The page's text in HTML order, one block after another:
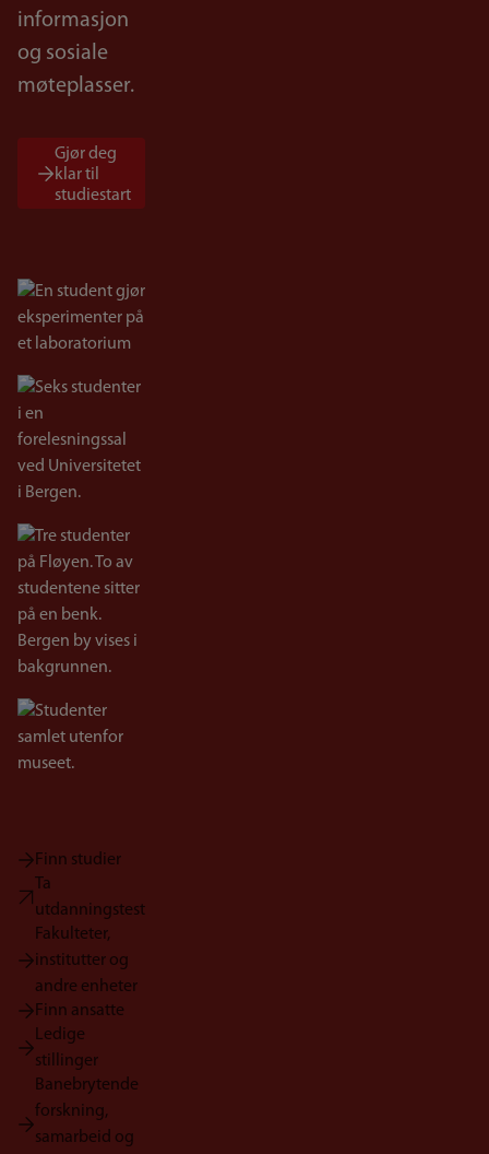
informasjon
og sosiale
møteplasser.
Gjør deg
klar til
studiestart
Bilde
Bilde
Bilde
Bilde
Finn studier
Ta
utdanningstest
Fakulteter,
institutter og
andre enheter
Finn ansatte
Ledige
stillinger
Banebrytende
forskning,
samarbeid og